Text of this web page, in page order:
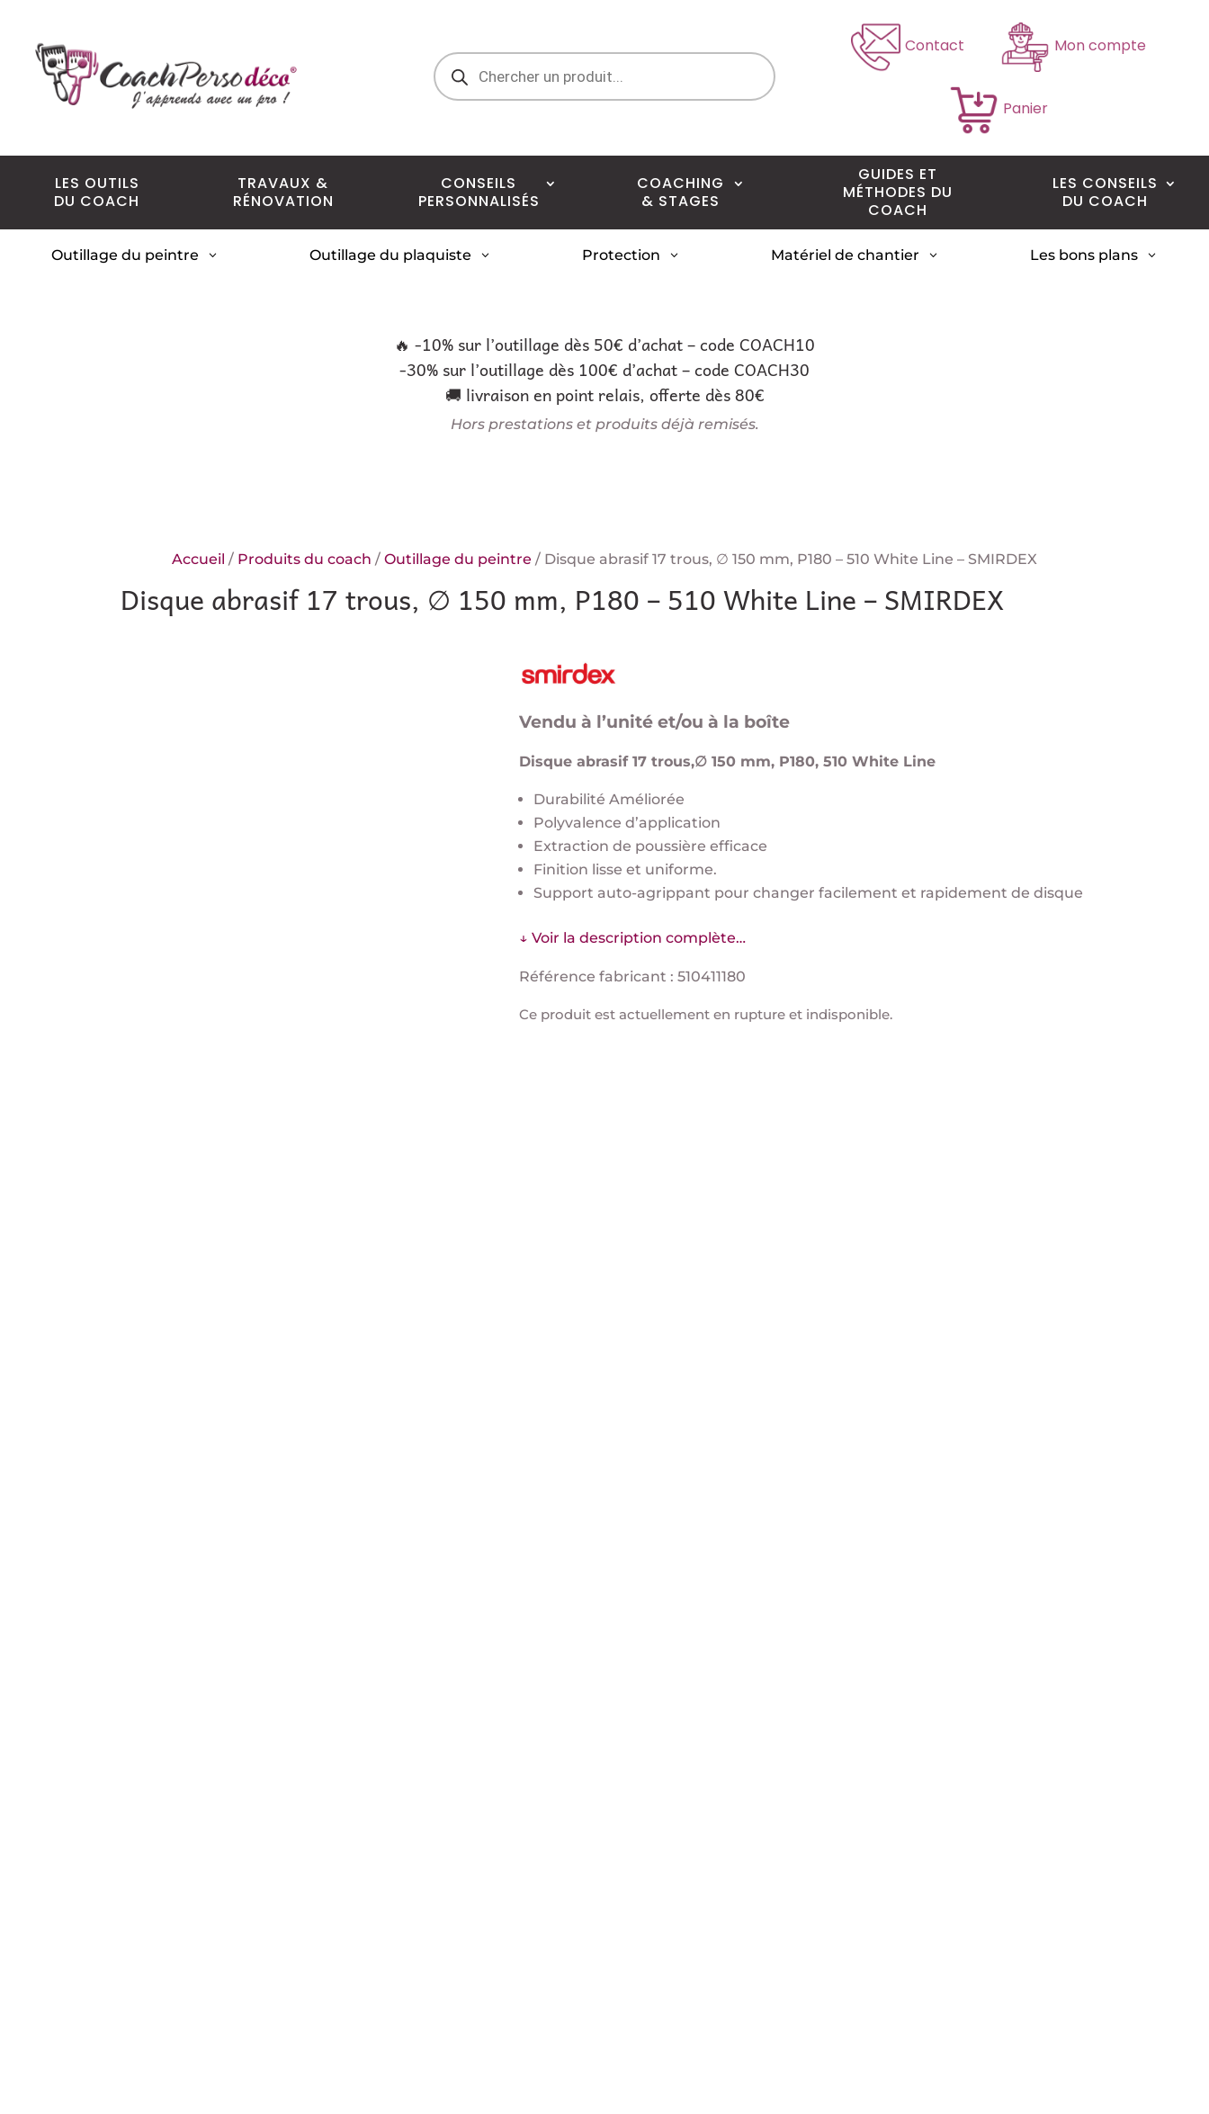
Recherche
de
produits
Contact Mon compte
Panier
LES OUTILS
DU COACH
TRAVAUX &
RÉNOVATION
CONSEILS
PERSONNALISÉS
COACHING
& STAGES
GUIDES ET
MÉTHODES DU
COACH
LES CONSEILS
DU COACH
Outillage du peintre 3 Outillage du plaquiste 3 Protection 3 Matériel de chantier 3 Les bons plans 3
🔥 -10% sur l’outillage dès 50€ d’achat – code COACH10
-30% sur l’outillage dès 100€ d’achat – code COACH30
🚚 livraison en point relais, offerte dès 80€
Hors prestations et produits déjà remisés.
Accueil / Produits du coach / Outillage du peintre / Disque abrasif 17 trous, ∅ 150 mm, P180 – 510 White Line – SMIRDEX
Disque abrasif 17 trous, ∅ 150 mm, P180 – 510 White Line – SMIRDEX
Vendu à l’unité et/ou à la boîte
Disque abrasif 17 trous,∅ 150 mm, P180, 510 White Line
Durabilité Améliorée
Polyvalence d’application
Extraction de poussière efficace
Finition lisse et uniforme.
Support auto-agrippant pour changer facilement et rapidement de disque
↓ Voir la description complète…
Référence fabricant : 510411180
Ce produit est actuellement en rupture et indisponible.